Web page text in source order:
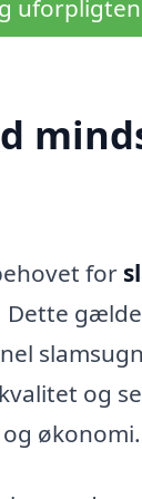
for
og
økonomi.